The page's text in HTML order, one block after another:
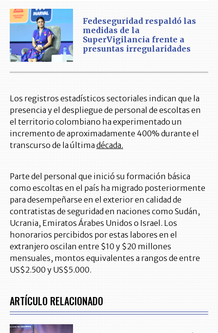
Fedeseguridad respaldó las
medidas de la
SuperVigilancia frente a
presuntas irregularidades
Los registros estadísticos sectoriales indican que la
presencia y el despliegue de personal de escoltas en
el territorio colombiano ha experimentado un
incremento de aproximadamente 400% durante el
transcurso de la últimadécada.
Parte del personal que inició su formación básica
como escoltas en el país ha migrado posteriormente
para desempeñarse en el exterior en calidad de
contratistas de seguridad en naciones como Sudán,
Ucrania, Emiratos Árabes Unidos o Israel. Los
honorarios percibidos por estas labores en el
extranjero oscilan entre $10 y $20 millones
mensuales, montos equivalentes a rangos de entre
US$2.500 y US$5.000.
ARTÍCULO RELACIONADO